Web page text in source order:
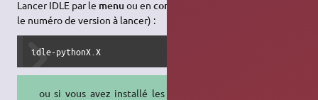
Lancer IDLE par le menu ou enconsole
le numéro de version à lancer) :
idle-pythonX.X
ou si vous avez installé les paquets